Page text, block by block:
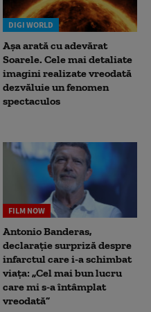
DIGI WORLD
Așa arată cu adevărat
Soarele. Cele mai detaliate
imagini realizate vreodată
dezvăluie un fenomen
spectaculos
FILM NOW
Antonio Banderas,
declarație surpriză despre
infarctul care i-a schimbat
viața: „Cel mai bun lucru
care mi s-a întâmplat
vreodată”